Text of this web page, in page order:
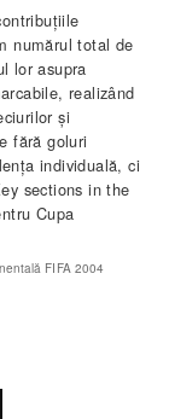
numărul total de
lor asupra
realizând
și
fără goluri
individuală, ci
sections in the
Cupa
FIFA 2004